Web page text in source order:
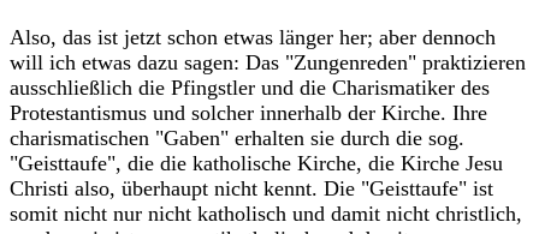
Also, das ist jetzt schon etwas länger her; aber dennoch
will ich etwas dazu sagen: Das "Zungenreden" praktizieren
ausschließlich die Pfingstler und die Charismatiker des
Protestantismus und solcher innerhalb der Kirche. Ihre
charismatischen "Gaben" erhalten sie durch die sog.
"Geisttaufe", die die katholische Kirche, die Kirche Jesu
Christi also, überhaupt nicht kennt. Die "Geisttaufe" ist
somit nicht nur nicht katholisch und damit nicht christlich,